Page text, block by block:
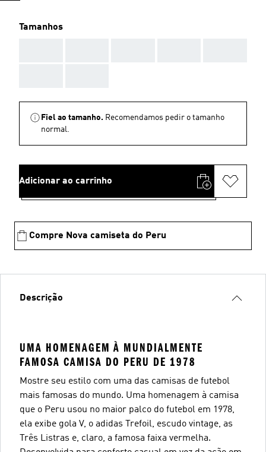
Tamanhos
Fiel ao tamanho. Recomendamos pedir o tamanho
normal.
Adicionar ao carrinho
Compre Nova camiseta do Peru
Descrição
UMA HOMENAGEM À MUNDIALMENTE
FAMOSA CAMISA DO PERU DE 1978
Mostre seu estilo com uma das camisas de futebol
mais famosas do mundo. Uma homenagem à camisa
que o Peru usou no maior palco do futebol em 1978,
ela exibe gola V, o adidas Trefoil, escudo vintage, as
Três Listras e, claro, a famosa faixa vermelha.